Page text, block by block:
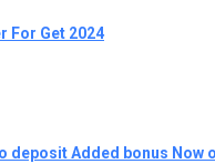
For Get 2024
deposit Added bonus Now